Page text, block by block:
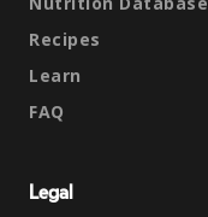
Recipes
Learn
FAQ
Legal